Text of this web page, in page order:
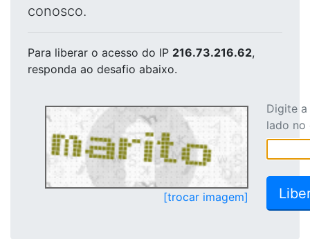
conosco.
Para liberar o acesso do IP 216.73.216.62,
responda ao desafio abaixo.
[trocar imagem]
Digite
lado no